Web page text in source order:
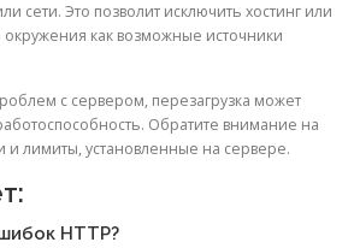
сети. Это позволит исключить хостинг или
окружения как возможные источники
с сервером, перезагрузка может
Обратите внимание на
и лимиты, установленные на сервере.
HTTP?